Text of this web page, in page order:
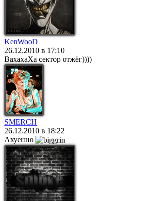
KenWooD
26.12.2010 в 17:10
ВахахаХа сектор отжёг))))
SMERCH
26.12.2010 в 18:22
Ахуенно